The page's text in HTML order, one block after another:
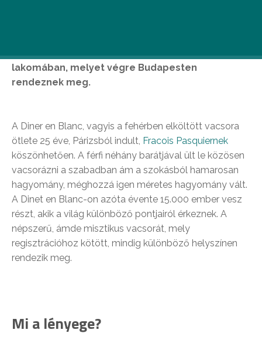
ruhádat, hogy részt vehess a legpompásabb
lakomában, melyet végre Budapesten
rendeznek meg.
A Diner en Blanc, vagyis a fehérben elköltött vacsora
ötlete 25 éve, Párizsból indult, Fracois Pasquiernek
köszönhetően. A férfi néhány barátjával ült le közösen
vacsorázni a szabadban ám a szokásból hamarosan
hagyomány, méghozzá igen méretes hagyomány vált.
A Dinet en Blanc-on azóta évente 15.000 ember vesz
részt, akik a világ különböző pontjairól érkeznek. A
népszerű, ámde misztikus vacsorát, mely
regisztrációhoz kötött, mindig különböző helyszínen
rendezik meg.
Mi a lényege?